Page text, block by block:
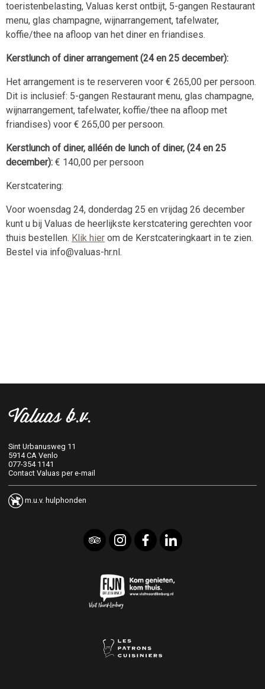
toeristenbelasting, Valuas kerst ontbijt, 5-gangen Restaurant
menu, glas champagne, wijnarrangement, tafelwater,
koffie/thee na afloop van het diner en friandises.
Kerstlunch of diner arrangement (24 en 25 december):
Het arrangement is te reserveren voor € 265,00 per persoon.
Dit is inclusief: 5-gangen Restaurant menu, glas champagne,
wijnarrangement, tafelwater, koffie/thee na afloop met
friandises) voor € 265,00 per persoon.
Kerstlunch of diner, alléén de lunch of diner, (24 en 25
december): € 140,00 per persoon
Kerstcatering:
Voor woensdag 24, donderdag 25 en vrijdag 26 december
kunt u bij Valuas de heerlijkste kerstcatering gerechten voor
thuis bestellen. Klik hier om de Kerstcateringkaart in te zien.
Bestel via info@valuas-hr.nl.
Valuas b.v.
Sint Urbanusweg 11
5914 CA Venlo
077-354 1141
Contact Valuas per e-mail
m.u.v. hulphonden